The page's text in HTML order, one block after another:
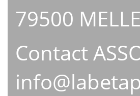
79500 MELLE
Contact